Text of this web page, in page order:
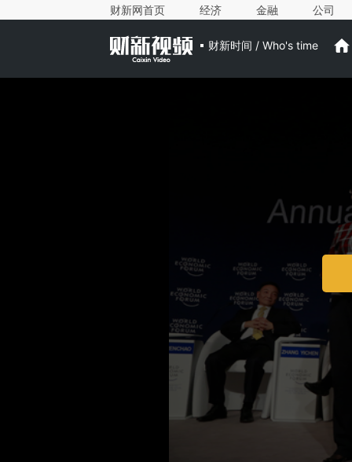
财新网首页 经济 金融 公司
财新时间 / Who's time